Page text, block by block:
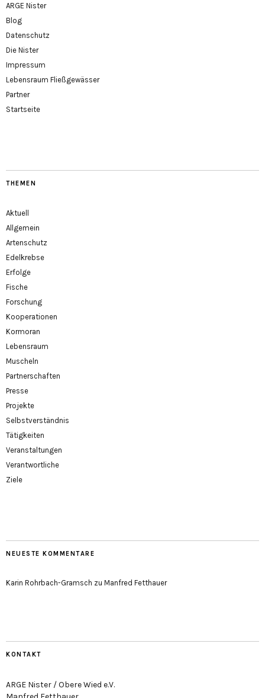
ARGE Nister
Blog
Datenschutz
Die Nister
Impressum
Lebensraum Fließgewässer
Partner
Startseite
THEMEN
Aktuell
Allgemein
Artenschutz
Edelkrebse
Erfolge
Fische
Forschung
Kooperationen
Kormoran
Lebensraum
Muscheln
Partnerschaften
Presse
Projekte
Selbstverständnis
Tätigkeiten
Veranstaltungen
Verantwortliche
Ziele
NEUESTE KOMMENTARE
Karin Rohrbach-Gramsch zu Manfred Fetthauer
KONTAKT
ARGE Nister / Obere Wied e.V.